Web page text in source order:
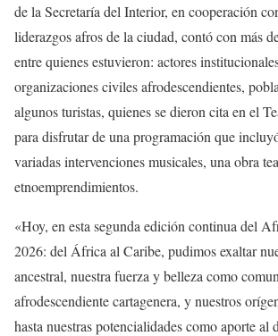
de la Secretaría del Interior, en cooperación
liderazgos afros de la ciudad, contó con más
entre quienes estuvieron: actores
organizaciones civiles afrodescendientes,
algunos turistas, quienes se dieron cita en el
para disfrutar de una programación que
variadas intervenciones musicales, una obra
etnoemprendimientos.
«Hoy, en esta segunda edición continua del
2026: del África al Caribe, pudimos exaltar
ancestral, nuestra fuerza y belleza como
afrodescendiente cartagenera, y nuestros
hasta nuestras potencialidades como aporte al